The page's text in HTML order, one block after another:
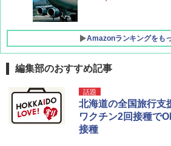
Amazonランキングをも
D40 地球の歩き方
力的な町 2026～
￥2,079
[キャンパーズコレ
プテント 傘みたい
ッとサンシェード
ッシュ 簡単設置 ワ
&ハイキング カーキ
BUNDOK(バンドッ
-08EX カーキ ソロ
レーム テント
￥14,800
編集部のおすすめ記事
話題
北海道の全国旅行支
ワクチン2回接種で
接種